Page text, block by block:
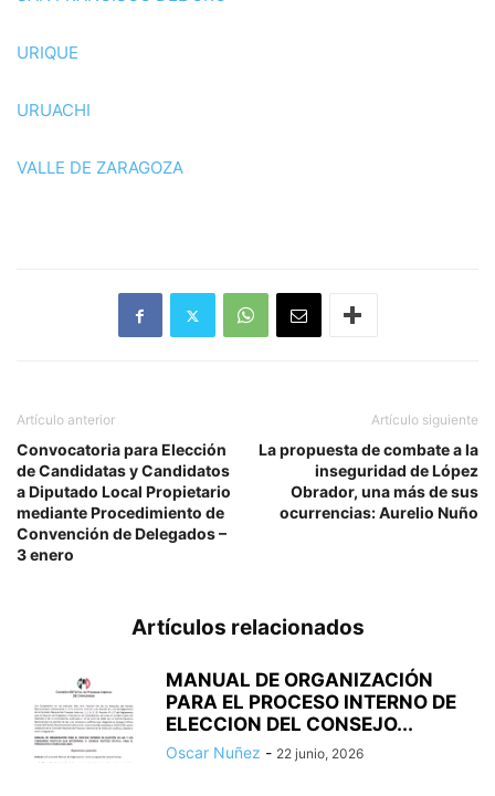
URIQUE
URUACHI
VALLE DE ZARAGOZA
Artículo anterior
Convocatoria para Elección
de Candidatas y Candidatos
a Diputado Local Propietario
mediante Procedimiento de
Convención de Delegados –
3 enero
Artículo siguiente
La propuesta de combate a la
inseguridad de López
Obrador, una más de sus
ocurrencias: Aurelio Nuño
Artículos relacionados
MANUAL DE ORGANIZACIÓN
PARA EL PROCESO INTERNO DE
ELECCION DEL CONSEJO...
Oscar Nuñez - 22 junio, 2026